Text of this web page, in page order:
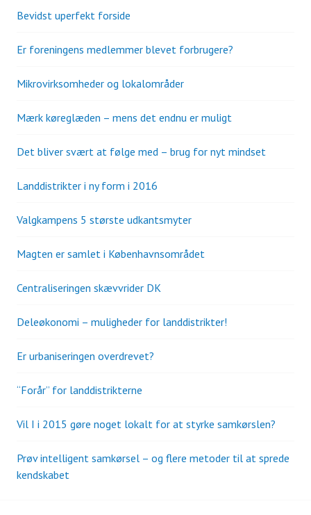
Bevidst uperfekt forside
Er foreningens medlemmer blevet forbrugere?
Mikrovirksomheder og lokalområder
Mærk køreglæden – mens det endnu er muligt
Det bliver svært at følge med – brug for nyt mindset
Landdistrikter i ny form i 2016
Valgkampens 5 største udkantsmyter
Magten er samlet i Københavnsområdet
Centraliseringen skævvrider DK
Deleøkonomi – muligheder for landdistrikter!
Er urbaniseringen overdrevet?
“Forår” for landdistrikterne
Vil I i 2015 gøre noget lokalt for at styrke samkørslen?
Prøv intelligent samkørsel – og flere metoder til at sprede
kendskabet